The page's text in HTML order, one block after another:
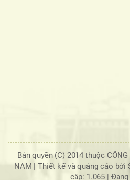
Bản quyền (C) 2014 thuộc
NAM | Thiết kế và quảng cáo bởi
cập: 1.065| Đang